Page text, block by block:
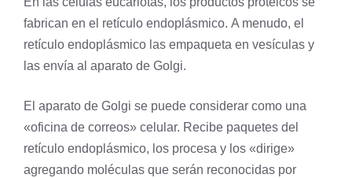
fabrican en el retículo endoplásmico. A menudo, el
retículo endoplásmico las empaqueta en vesículas y
las envía al aparato de Golgi.
El aparato de Golgi se puede considerar como una
«oficina de correos» celular. Recibe paquetes del
retículo endoplásmico, los procesa y los «dirige»
agregando moléculas que serán reconocidas por